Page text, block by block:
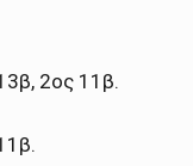
2ος 11β.